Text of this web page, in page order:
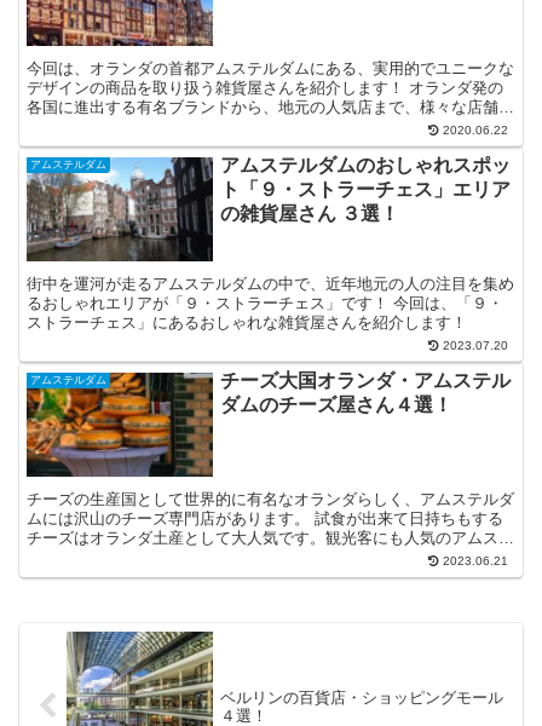
今回は、オランダの首都アムステルダムにある、実用的でユニークな
デザインの商品を取り扱う雑貨屋さんを紹介します！ オランダ発の
各国に進出する有名ブランドから、地元の人気店まで、様々な店舗を
紹介するので、きっと素敵なお土産が見つかると思います！2020.06.22
アムステルダム
アムステルダムのおしゃれスポッ
ト「９・ストラーチェス」エリア
の雑貨屋さん ３選！
街中を運河が走るアムステルダムの中で、近年地元の人の注目を集め
るおしゃれエリアが「９・ストラーチェス」です！ 今回は、「９・
ストラーチェス」にあるおしゃれな雑貨屋さんを紹介します！
2023.07.20
アムステルダム
チーズ大国オランダ・アムステル
ダムのチーズ屋さん４選！
チーズの生産国として世界的に有名なオランダらしく、アムステルダ
ムには沢山のチーズ専門店があります。 試食が出来て日持ちもする
チーズはオランダ土産として大人気です。観光客にも人気のアムステ
2023.06.21
ベルリンの百貨店・ショッピングモール
４選！